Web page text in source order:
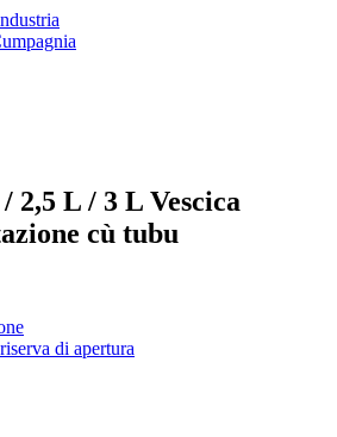
2,5 L / 3 L Vescica
cù tubu
di apertura